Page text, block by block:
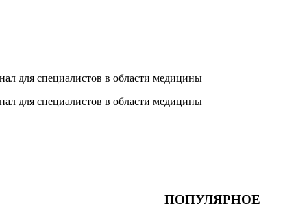
для специалистов в области медицины |
для специалистов в области медицины |
ПОПУЛЯРНОЕ